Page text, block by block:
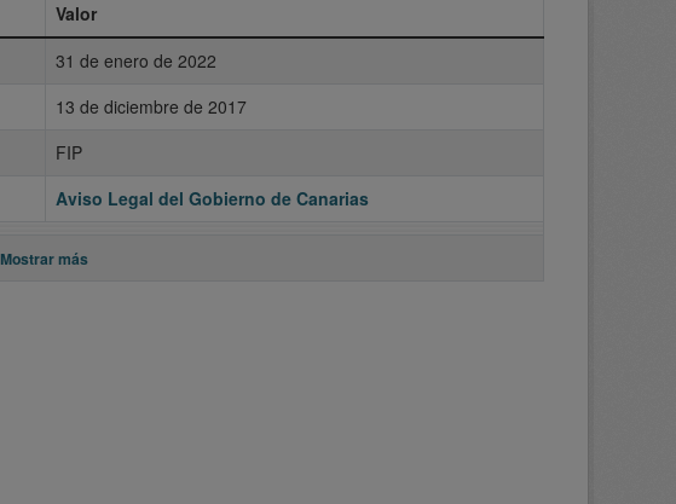
Valor
31 de enero de 2022
13 de diciembre de 2017
FIP
Aviso Legal del Gobierno de Canarias
Mostrar más